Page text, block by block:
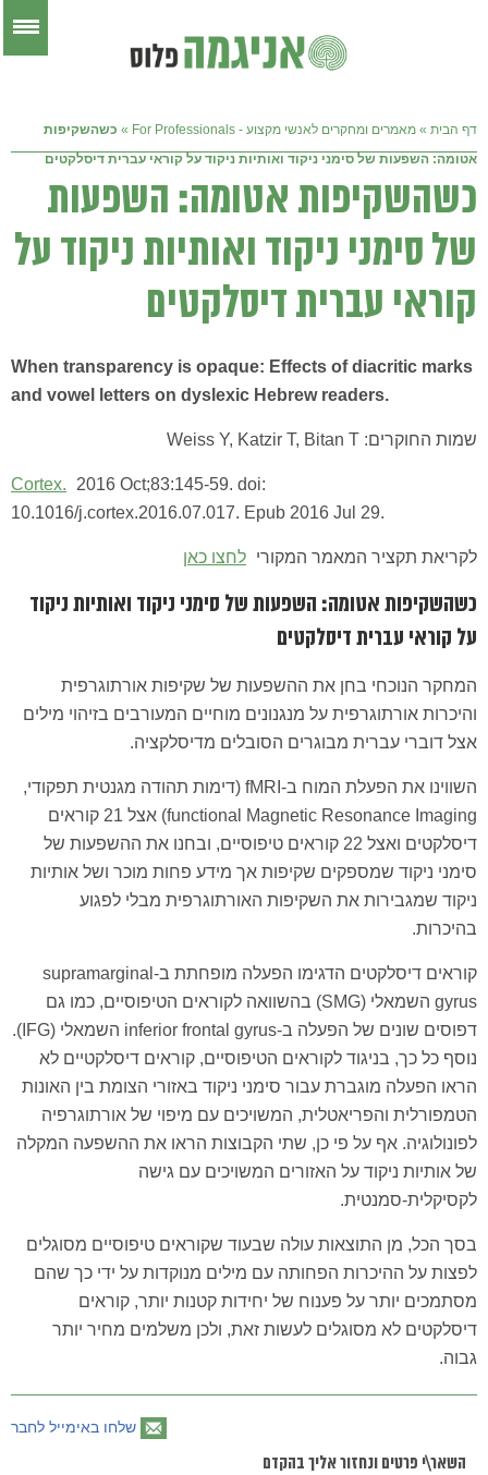
דף הבית » מאמרים ומחקרים לאנשי מקצוע - For Professionals » כשהשקיפות
אטומה: השפעות של סימני ניקוד ואותיות ניקוד על קוראי עברית דיסלקטים
כשהשקיפות אטומה: השפעות
של סימני ניקוד ואותיות ניקוד על
קוראי עברית דיסלקטים
When transparency is opaque: Effects of diacritic marks
and vowel letters on dyslexic Hebrew readers.
שמות החוקרים: Weiss Y, Katzir T, Bitan T
Cortex.
2016 Oct;83:145-59. doi:
10.1016/j.cortex.2016.07.017. Epub 2016 Jul 29.
לקריאת תקציר המאמר המקורי לחצו כאן
כשהשקיפות אטומה: השפעות של סימני ניקוד ואותיות ניקוד
על קוראי עברית דיסלקטים
המחקר הנוכחי בחן את ההשפעות של שקיפות אורתוגרפית
והיכרות אורתוגרפית על מנגנונים מוחיים המעורבים בזיהוי מילים
אצל דוברי עברית מבוגרים הסובלים מדיסלקציה.
השווינו את הפעלת המוח ב-fMRI (דימות תהודה מגנטית תפקודי,
functional Magnetic Resonance Imaging) אצל 21 קוראים
דיסלקטים ואצל 22 קוראים טיפוסיים, ובחנו את ההשפעות של
סימני ניקוד שמספקים שקיפות אך מידע פחות מוכר ושל אותיות
ניקוד שמגבירות את השקיפות האורתוגרפית מבלי לפגוע
בהיכרות.
קוראים דיסלקטים הדגימו הפעלה מופחתת ב-supramarginal
gyrus השמאלי (SMG) בהשוואה לקוראים הטיפוסיים, כמו גם
דפוסים שונים של הפעלה ב-inferior frontal gyrus השמאלי (IFG).
נוסף כל כך, בניגוד לקוראים הטיפוסיים, קוראים דיסלקטיים לא
הראו הפעלה מוגברת עבור סימני ניקוד באזורי הצומת בין האונות
הטמפורלית והפריאטלית, המשויכים עם מיפוי של אורתוגרפיה
לפונולוגיה. אף על פי כן, שתי הקבוצות הראו את ההשפעה המקלה
של אותיות ניקוד על האזורים המשויכים עם גישה
לקסיקלית-סמנטית.
בסך הכל, מן התוצאות עולה שבעוד שקוראים טיפוסיים מסוגלים
לפצות על ההיכרות הפחותה עם מילים מנוקדות על ידי כך שהם
מסתמכים יותר על פענוח של יחידות קטנות יותר, קוראים
דיסלקטים לא מסוגלים לעשות זאת, ולכן משלמים מחיר יותר
גבוה.
שלחו באימייל לחבר
השאר\י פרטים ונחזור אליך בהקדם